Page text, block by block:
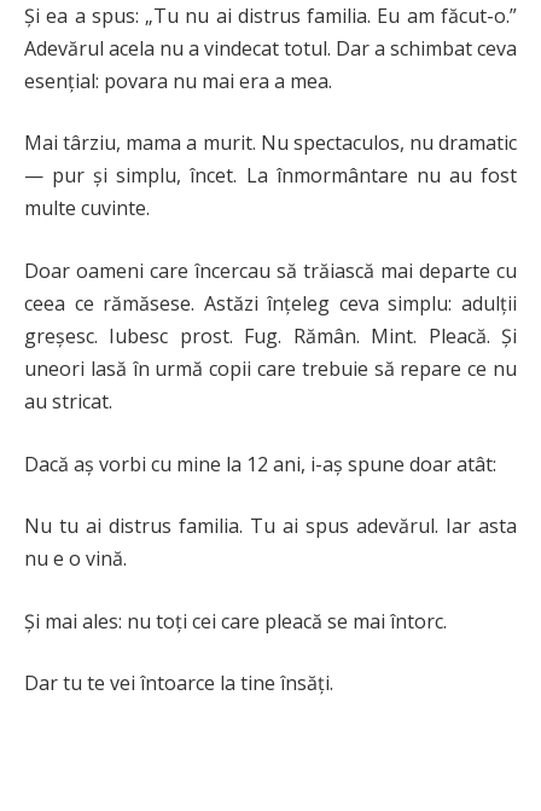
Și ea a spus: „Tu nu ai distrus familia. Eu am făcut-o.”
Adevărul acela nu a vindecat totul. Dar a schimbat ceva
esențial: povara nu mai era a mea.
Mai târziu, mama a murit. Nu spectaculos, nu dramatic
— pur și simplu, încet. La înmormântare nu au fost
multe cuvinte.
Doar oameni care încercau să trăiască mai departe cu
ceea ce rămăsese. Astăzi înțeleg ceva simplu: adulții
greșesc. Iubesc prost. Fug. Rămân. Mint. Pleacă. Și
uneori lasă în urmă copii care trebuie să repare ce nu
au stricat.
Dacă aș vorbi cu mine la 12 ani, i-aș spune doar atât:
Nu tu ai distrus familia. Tu ai spus adevărul. Iar asta
nu e o vină.
Și mai ales: nu toți cei care pleacă se mai întorc.
Dar tu te vei întoarce la tine însăți.